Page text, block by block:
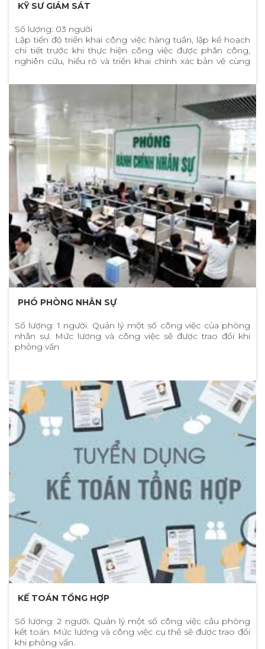
KỸ SƯ GIÁM SÁT
Số lượng: 03 người
Lập tiến độ triển khai công việc hàng tuần, lập kế hoạch
chi tiết trước khi thực hiện công việc được phân công,
nghiên cứu, hiểu rõ và triển khai chính xác bản vẽ cùng
PHÓ PHÒNG NHÂN SỰ
Số lượng: 1 người. Quản lý một số công việc của phòng
nhân sự. Mức lương và công việc sẽ được trao đổi khi
phỏng vấn
KẾ TOÁN TỔNG HỢP
Số lượng: 2 người. Quản lý một số công việc cầu phòng
kết toán. Mức lương và công việc cụ thể sẽ được trao đổi
khi phỏng vấn.